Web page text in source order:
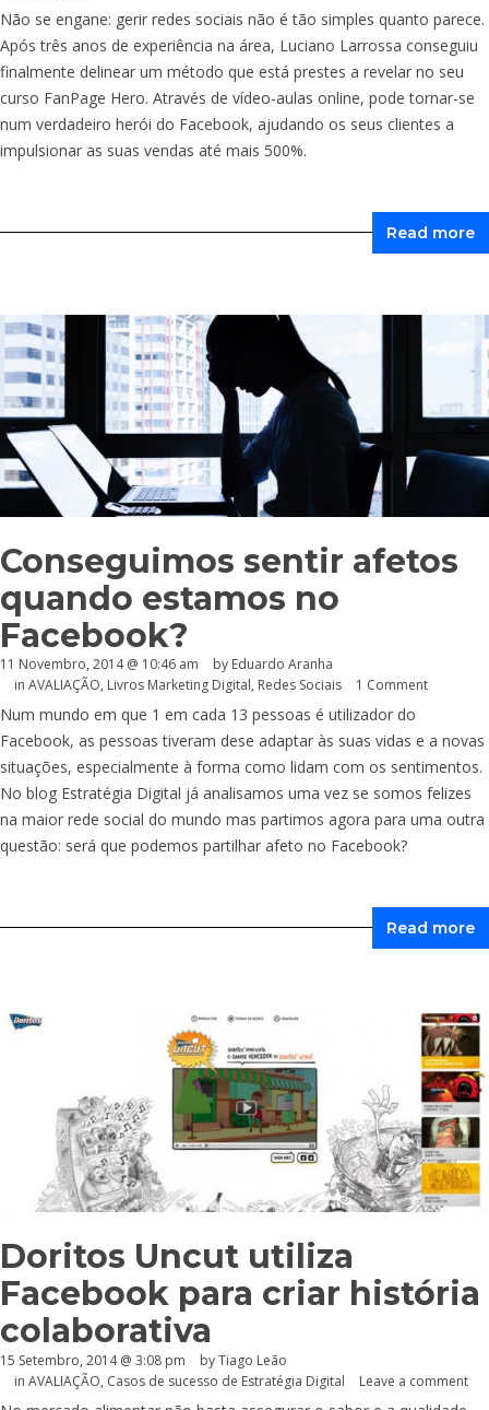
Não se engane: gerir redes sociais não é tão simples quanto parece.
Após três anos de experiência na área, Luciano Larrossa conseguiu
finalmente delinear um método que está prestes a revelar no seu
curso FanPage Hero. Através de vídeo-aulas online, pode tornar-se
num verdadeiro herói do Facebook, ajudando os seus clientes a
impulsionar as suas vendas até mais 500%.
Read more
Conseguimos sentir afetos
quando estamos no
Facebook?
11 Novembro, 2014 @ 10:46 am by Eduardo Aranha
in AVALIAÇÃO, Livros Marketing Digital, Redes Sociais 1 Comment
Num mundo em que 1 em cada 13 pessoas é utilizador do
Facebook, as pessoas tiveram dese adaptar às suas vidas e a novas
situações, especialmente à forma como lidam com os sentimentos.
No blog Estratégia Digital já analisamos uma vez se somos felizes
na maior rede social do mundo mas partimos agora para uma outra
questão: será que podemos partilhar afeto no Facebook?
Read more
Doritos Uncut utiliza
Facebook para criar história
colaborativa
15 Setembro, 2014 @ 3:08 pm
by Tiago Leão
in AVALIAÇÃO, Casos de sucesso de Estratégia Digital Leave a comment